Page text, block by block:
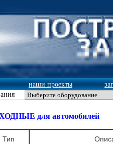
наши проекты
для автомобилей
Тип